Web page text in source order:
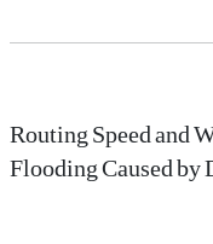
Routing Speed and
Flooding Caused